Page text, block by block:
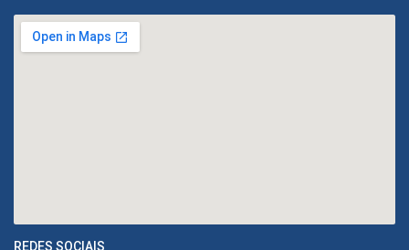
REDES SOCIAIS